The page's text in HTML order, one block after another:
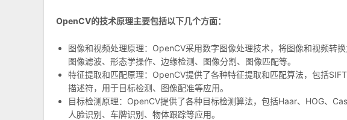
OpenCV的技术原理主要包括以下几个方面：
图像和视频处理原理：OpenCV采用数字图像处理技术，将图像和视频转
图像滤波、形态学操作、边缘检测、图像分割、图像匹配等。
特征提取和匹配原理：OpenCV提供了各种特征提取和匹配算法，包括
描述符，用于目标检测、图像配准等应用。
目标检测原理：OpenCV提供了各种目标检测算法，包括Haar、HOG、
人脸识别、车牌识别、物体跟踪等应用。